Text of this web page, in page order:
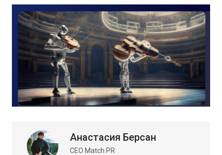
Анастасия Берсан
CEO Match PR